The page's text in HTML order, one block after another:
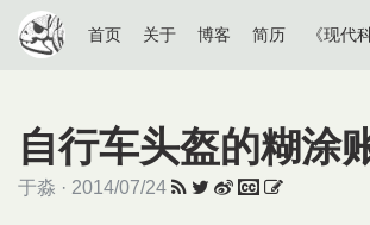
首页 关于 博客 简历 《现代
自行车头盔的糊涂
于淼 · 2014/07/24